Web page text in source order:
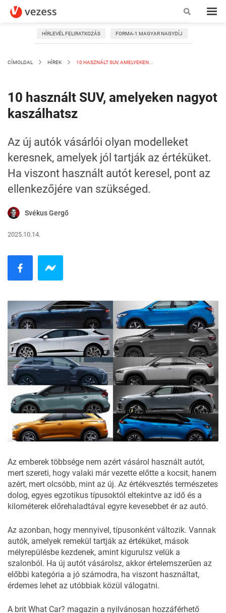
HÍRLEVÉL FELIRATKOZÁS FORMA-1 MAGYAR NAGYDÍJ
CÍMOLDAL HÍREK 10 HASZNÁLT SUV, AMELYEKEN...
10 használt SUV, amelyeken nagyot
kaszálhatsz
Az új autók vásárlói olyan modelleket
keresnek, amelyek jól tartják az értéküket.
Ha viszont használt autót keresel, pont az
ellenkezőjére van szükséged.
Svékus Gergő
2025.10.14.
Az emberek többsége nem azért vásárol használt autót,
mert szereti, hogy valaki már vezette előtte a kocsit, hanem
azért, mert olcsóbb, mint az új. Az értékvesztés természetes
dolog, egyes egzotikus típusoktól eltekintve az idő és a
kilométerek előrehaladtával egyre kevesebbet ér az autó.
Az azonban, hogy mennyivel, típusonként változik. Vannak
autók, amelyek remekül tartják az értéküket, mások
mélyrepülésbe kezdenek, amint kigurulsz velük a
szalonból. Ha új autót vásárolsz, akkor értelemszerűen az
előbbi kategória a jó számodra, ha viszont használtat,
érdemes lehet az utóbbiak közül válogatni.
A brit What Car? magazin a nyilvánosan hozzáférhető